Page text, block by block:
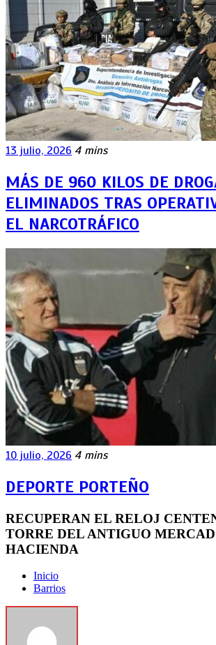
13 julio, 2026 4 mins
MÁS DE 960 KILOS DE
ELIMINADOS TRAS
EL NARCOTRÁFICO
10 julio, 2026 4 mins
DEPORTE PORTEÑO
RECUPERAN EL RELOJ
TORRE DEL ANTIGUO
HACIENDA
Inicio
Barrios